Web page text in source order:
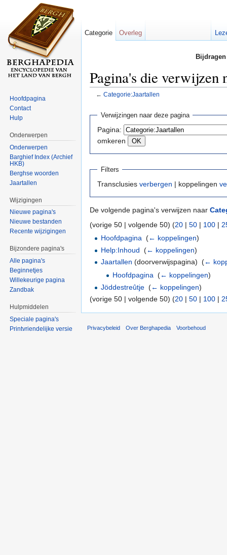
Pagina's die verwijzen
← Categorie:Jaartallen
Verwijzingen naar deze pagina
Pagina:
omkeren
Filters
Transclusies verbergen | koppelingen
De volgende pagina's verwijzen naar
(vorige 50 | volgende 50) (20 | 50 | 100 |
Hoofdpagina ‎(← koppelingen)
Help:Inhoud ‎(← koppelingen)
Jaartallen (doorverwijspagina) ‎(←
Hoofdpagina‎ (← koppelingen)
Jöddestreûtje ‎(← koppelingen)
(vorige 50 | volgende 50) (20 | 50 | 100 |
Categorie Overleg
Hoofdpagina
Contact
Hulp
Onderwerpen
Onderwerpen
Barghief Index (Archief
HKB)
Berghse woorden
Jaartallen
Wijzigingen
Nieuwe pagina's
Nieuwe bestanden
Recente wijzigingen
Bijzondere pagina's
Alle pagina's
Beginnetjes
Willekeurige pagina
Zandbak
Hulpmiddelen
Speciale pagina's
Printvriendelijke versie
Privacybeleid Over Berghapedia Voorbehoud